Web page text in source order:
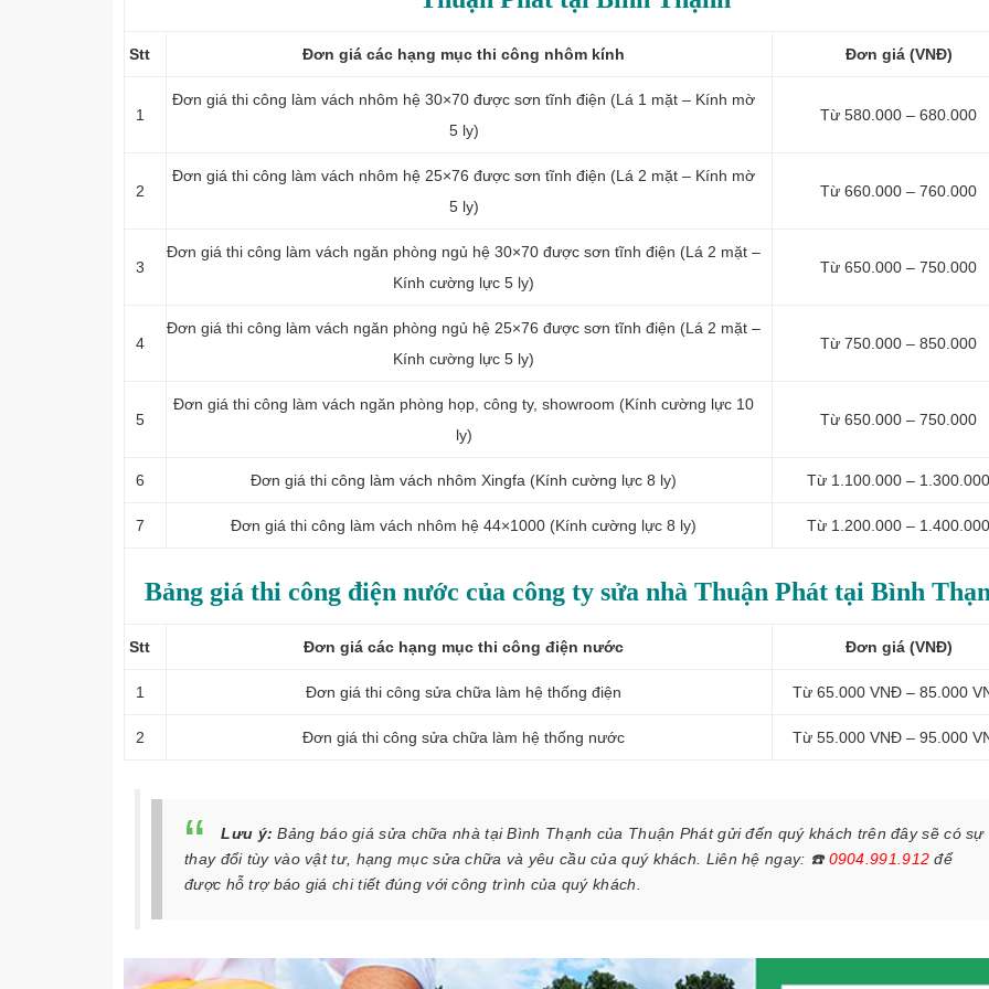
Stt Đơn giá các hạng mục thi công nhôm kính Đơn giá (VNĐ)
1
Đơn giá thi công làm vách nhôm hệ 30×70 được sơn tĩnh điện (Lá 1 mặt – Kính mờ
5 ly)
Từ 580.000 – 680.000
2
Đơn giá thi công làm vách nhôm hệ 25×76 được sơn tĩnh điện (Lá 2 mặt – Kính mờ
5 ly)
Từ 660.000 – 760.000
3
Đơn giá thi công làm vách ngăn phòng ngủ hệ 30×70 được sơn tĩnh điện (Lá 2 mặt –
Kính cường lực 5 ly)
Từ 650.000 – 750.000
4
Đơn giá thi công làm vách ngăn phòng ngủ hệ 25×76 được sơn tĩnh điện (Lá 2 mặt –
Kính cường lực 5 ly)
Từ 750.000 – 850.000
5
Đơn giá thi công làm vách ngăn phòng họp, công ty, showroom (Kính cường lực 10
ly)
Từ 650.000 – 750.000
6 Đơn giá thi công làm vách nhôm Xingfa (Kính cường lực 8 ly) Từ 1.100.000 – 1.300.000
7 Đơn giá thi công làm vách nhôm hệ 44×1000 (Kính cường lực 8 ly) Từ 1.200.000 – 1.400.000
Bảng giá thi công điện nước của công ty sửa nhà Thuận Phát tại Bình
Stt Đơn giá các hạng mục thi công điện nước Đơn giá (VNĐ)
1 Đơn giá thi công sửa chữa làm hệ thống điện Từ 65.000 VNĐ – 85.000
2 Đơn giá thi công sửa chữa làm hệ thống nước Từ 55.000 VNĐ – 95.000
Lưu ý:Bảng báo giá sửa chữa nhà tại Bình Thạnh của Thuận Phát gửi đến quý khách trên đây sẽ có sự
thay đổi tùy vào vật tư, hạng mục sửa chữa và yêu cầu của quý khách. Liên hệ ngay: ☎️0904.991.912 để
được hỗ trợ báo giá chi tiết đúng với công trình của quý khách.